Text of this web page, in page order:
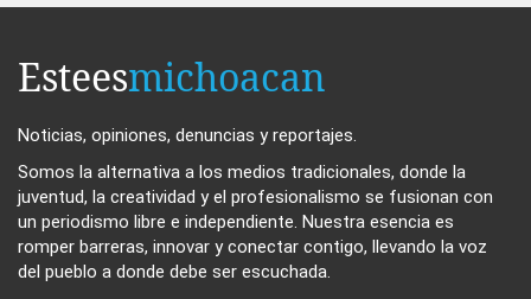
Esteesmichoacan
Noticias, opiniones, denuncias y reportajes.
Somos la alternativa a los medios tradicionales, donde la
juventud, la creatividad y el profesionalismo se fusionan con
un periodismo libre e independiente. Nuestra esencia es
romper barreras, innovar y conectar contigo, llevando la voz
del pueblo a donde debe ser escuchada.